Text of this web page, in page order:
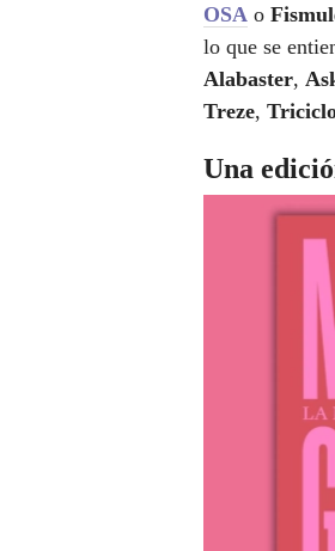
OSA o
lo que se
Alabaster,
Treze,
Una